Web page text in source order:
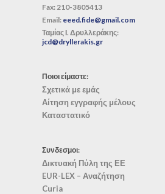
Fax:210-3805413
Email: eeed.fide@gmail.com
Ταμίας Ι. Δρυλλεράκης:
jcd@dryllerakis.gr
Ποιοι είμαστε:
Σχετικά με εμάς
Αίτηση εγγραφής μέλους
Καταστατικό
Συνδεσμοι:
Δικτυακή Πύλη της ΕΕ
EUR-LEX – Αναζήτηση
Curia